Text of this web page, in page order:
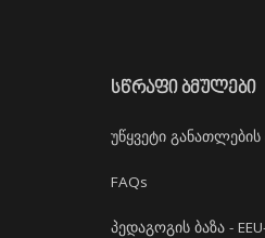
ᲡᲬᲠᲐᲤᲘ ᲑᲛᲣᲚᲔᲑᲘ
უწყვეტი
FAQs
პედაგოგის ბაზა -